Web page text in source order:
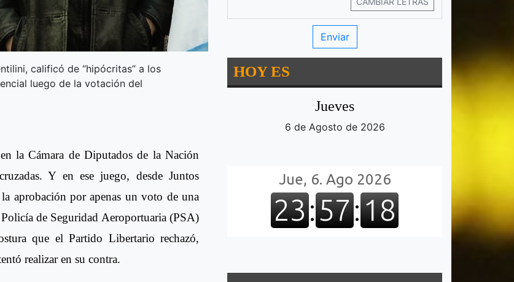
calificó de “hipócritas” a los
luego de la votación del
la Cámara de Diputados de la Nación
Y en ese juego, desde Juntos
aprobación por apenas un voto de una
Policía de Seguridad Aeroportuaria (PSA)
que el Partido Libertario rechazó,
realizar en su contra.
HOY ES
Jueves
6 de Agosto de 2026